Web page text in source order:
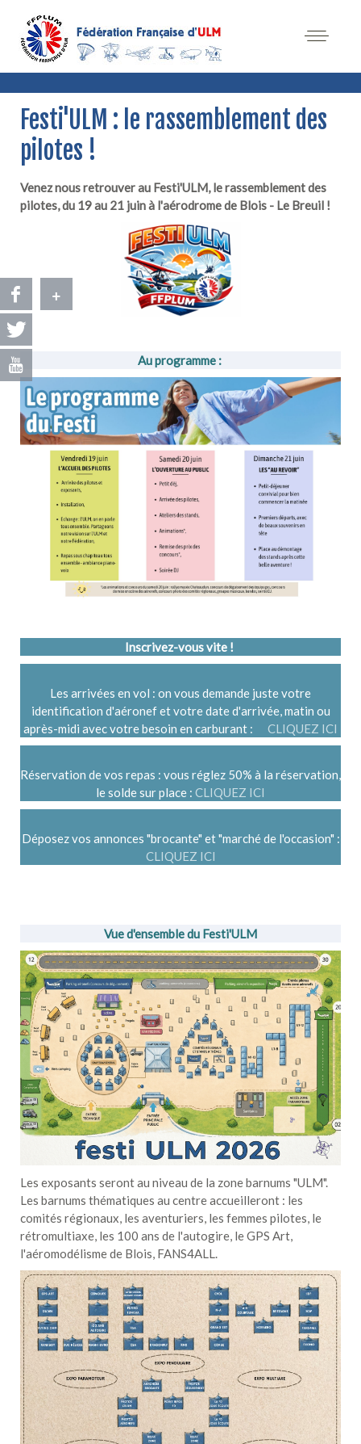
Festi'ULM : le rassemblement des
pilotes !
Venez nous retrouver au Festi'ULM, le rassemblement des
pilotes, du 19 au 21 juin à l'aérodrome de Blois - Le Breuil !
Au programme :
Inscrivez-vous vite !
Les arrivées en vol : on vous demande juste votre
identification d'aéronef et votre date d'arrivée, matin ou
après-midi avec votre besoin en carburant : CLIQUEZ ICI
Réservation de vos repas : vous réglez 50% à la réservation,
le solde sur place : CLIQUEZ ICI
Déposez vos annonces "brocante" et "marché de l'occasion" :
CLIQUEZ ICI
Vue d'ensemble du Festi'ULM
Les exposants seront au niveau de la zone barnums "ULM".
Les barnums thématiques au centre accueilleront : les
comités régionaux, les aventuriers, les femmes pilotes, le
rétromultiaxe, les 100 ans de l'autogire, le GPS Art,
l'aéromodélisme de Blois, FANS4ALL.
+